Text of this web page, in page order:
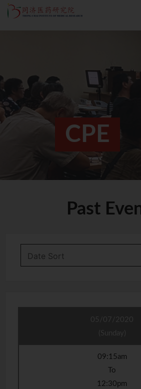
CPE
Past
05/07/2020
(Sunday)
09:15am
To
12:30pm